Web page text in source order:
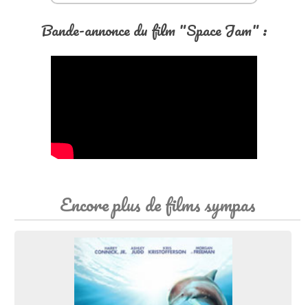
Bande-annonce du film "Space Jam" :
Encore plus de films sympas